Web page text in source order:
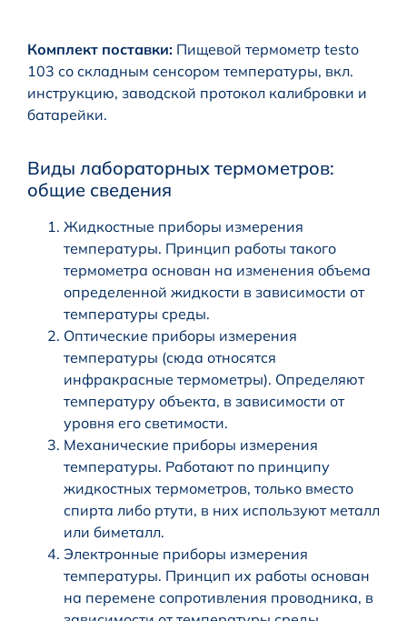
Комплект поставки: Пищевой термометр testo
103 со складным сенсором температуры, вкл.
инструкцию, заводской протокол калибровки и
батарейки.
Виды лабораторных термометров:
общие сведения
Жидкостные приборы измерения
температуры. Принцип работы такого
термометра основан на изменения объема
определенной жидкости в зависимости от
температуры среды.
Оптические приборы измерения
температуры (сюда относятся
инфракрасные термометры). Определяют
температуру объекта, в зависимости от
уровня его светимости.
Механические приборы измерения
температуры. Работают по принципу
жидкостных термометров, только вместо
спирта либо ртути, в них используют металл
или биметалл.
Электронные приборы измерения
температуры. Принцип их работы основан
на перемене сопротивления проводника, в